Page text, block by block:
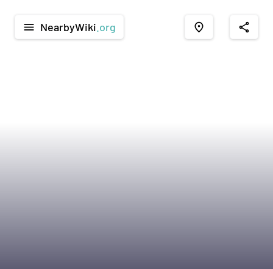
menu NearbyWiki .org place share